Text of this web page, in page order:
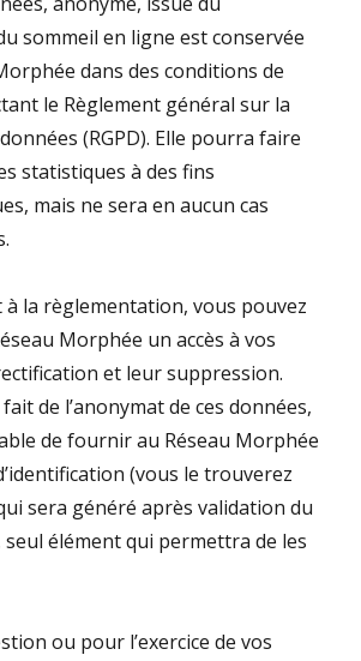
sommeil en ligne est conservée
dans des conditions de
le Règlement général sur la
(RGPD). Elle pourra faire
statistiques à des fins
mais ne sera en aucun cas
la règlementation, vous pouvez
Morphée un accès à vos
et leur suppression.
de l’anonymat de ces données,
de fournir au Réseau Morphée
(vous le trouverez
sera généré après validation du
élément qui permettra de les
ou pour l’exercice de vos